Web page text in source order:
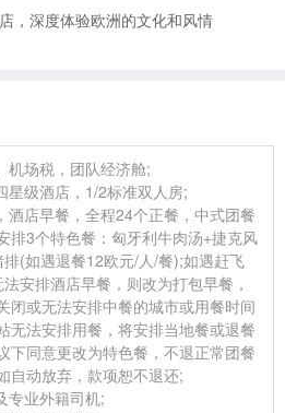
，深度体验欧洲的文化和风情
机场税，团队经济舱;
星级酒店，1/2标准双人房;
酒店早餐，全程24个正餐，中式团餐
排3个特色餐： 匈牙利牛肉汤+捷克风
(如遇退餐12欧元/人/餐);如遇赶飞
安排酒店早餐，则改为打包早餐，
闭或无法安排中餐的城市或用餐时间
无法安排用餐，将安排当地餐或退餐
下同意更改为特色餐，不退正常团餐
自动放弃，款项恕不退还;
专业外籍司机;